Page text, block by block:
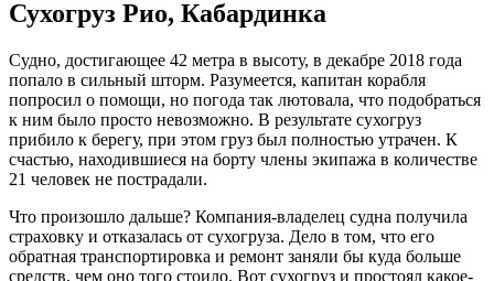
Сухогруз Рио, Кабардинка
Судно, достигающее 42 метра в высоту, в декабре 2018 года
попало в сильный шторм. Разумеется, капитан корабля
попросил о помощи, но погода так лютовала, что подобраться
к ним было просто невозможно. В результате сухогруз
прибило к берегу, при этом груз был полностью утрачен. К
счастью, находившиеся на борту члены экипажа в количестве
21 человек не пострадали.
Что произошло дальше? Компания-владелец судна получила
страховку и отказалась от сухогруза. Дело в том, что его
обратная транспортировка и ремонт заняли бы куда больше
средств, чем оно того стоило. Вот сухогруз и простоял какое-